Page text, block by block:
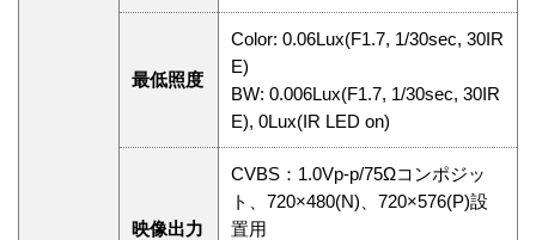
最低照度
Color: 0.06Lux(F1.7, 1/30sec, 30IR
E)
BW: 0.006Lux(F1.7, 1/30sec, 30IR
E), 0Lux(IR LED on)
映像出力
CVBS：1.0Vp-p/75Ωコンポジッ
ト、720×480(N)、720×576(P)設
置用